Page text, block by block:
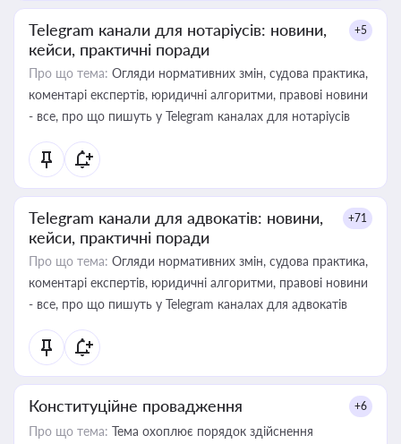
Telegram канали для нотаріусів: новини,
кейси, практичні поради
+5
Про що тема: Огляди нормативних змін, судова практика,
коментарі експертів, юридичні алгоритми, правові новини
- все, про що пишуть у Telegram каналах для нотаріусів
Telegram канали для адвокатів: новини,
кейси, практичні поради
+71
Про що тема: Огляди нормативних змін, судова практика,
коментарі експертів, юридичні алгоритми, правові новини
- все, про що пишуть у Telegram каналах для адвокатів
Конституційне провадження +6
Про що тема: Тема охоплює порядок здійснення